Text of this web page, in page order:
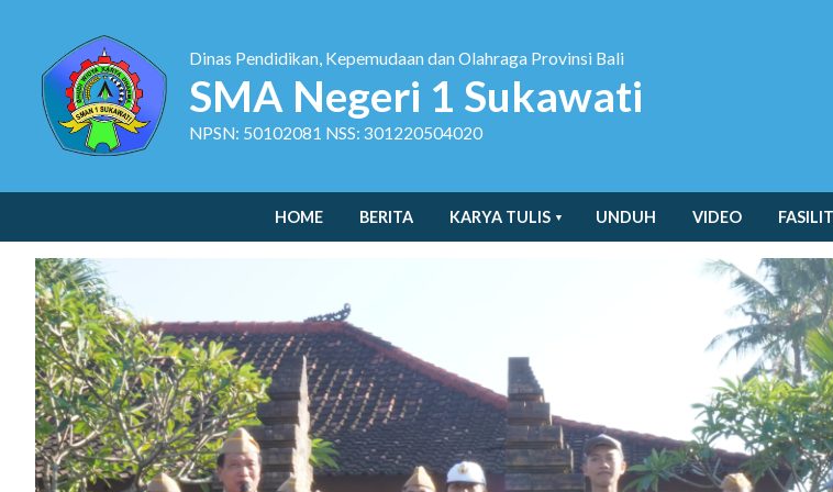
Dinas Pendidikan, Kepemudaan dan Olahraga Provinsi Bali
SMA Negeri 1 Sukawati
NPSN: 50102081 NSS: 301220504020
HOME BERITA KARYA TULIS UNDUH VIDEO